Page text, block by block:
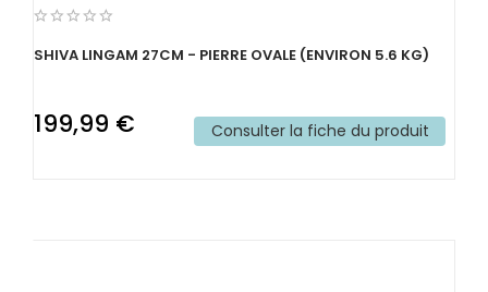
SHIVA LINGAM 27CM - PIERRE OVALE (ENVIRON 5.6 KG)
199,99 € Consulter la fiche du produit